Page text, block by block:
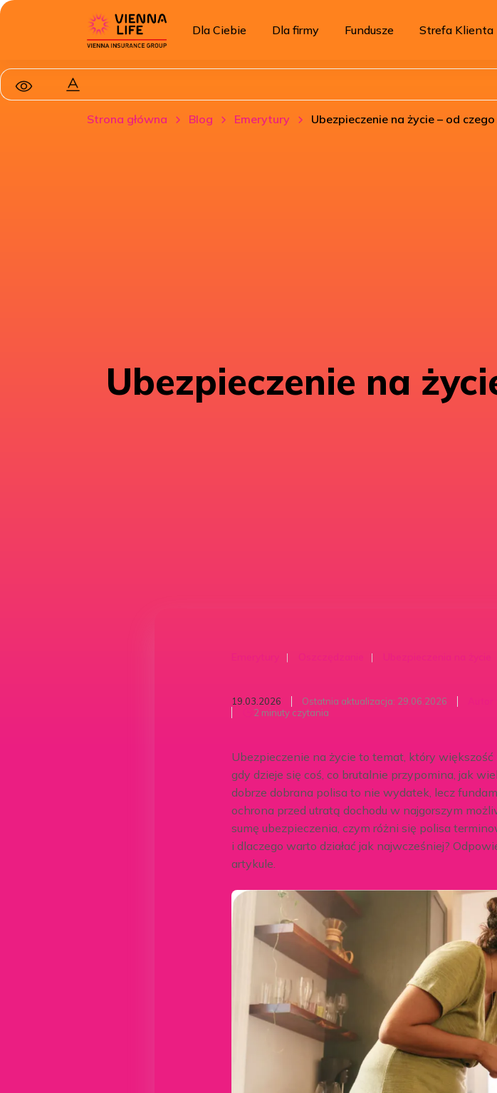
Dla Ciebie Dla firmy Fundusze Strefa Klienta
Strona główna Blog Emerytury Ubezpieczenie na życie – od
Ubezpieczenie na
19.03.2026 Ostatnia aktualizacja: 29.06.2026
2 minuty czytania
Ubezpieczenie na życie to temat, który większość
gdy dzieje się coś, co brutalnie przypomina, jak
dobrze dobrana polisa to nie wydatek, lecz
ochrona przed utratą dochodu w najgorszym
sumę ubezpieczenia, czym różni się polisa
i dlaczego warto działać jak najwcześniej?
artykule.